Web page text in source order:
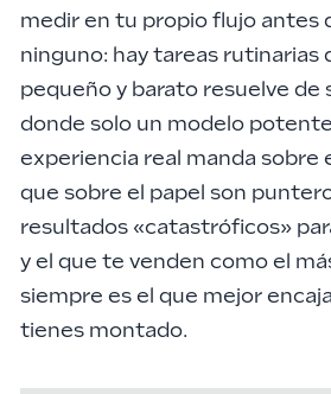
medir en tu propio flujoantes
ninguno: hay tareas rutinarias
pequeño y barato resuelve de
donde solo un modelo
experiencia real manda sobre
que sobre el papel son
resultados «catastróficos»
y el que te venden como el
siempre es el que mejor
tienes montado.